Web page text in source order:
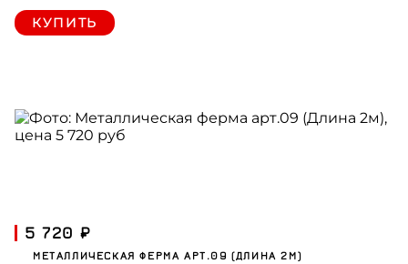
КУПИТЬ
5 720 ₽
МЕТАЛЛИЧЕСКАЯ ФЕРМА АРТ.09 (ДЛИНА 2М)